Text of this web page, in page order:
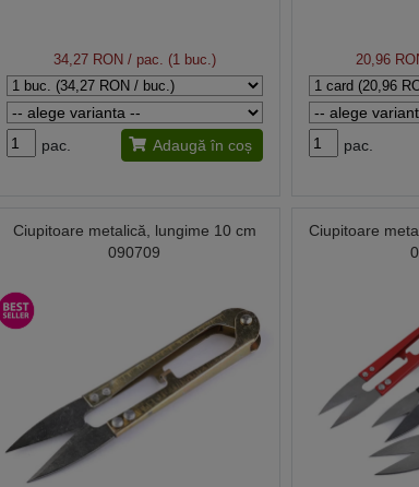
34,27 RON / pac. (1 buc.)
pac. Adaugă în coș
20,96
pac.
Ciupitoare metalică, lungime 10 cm
090709
Ciupitoare